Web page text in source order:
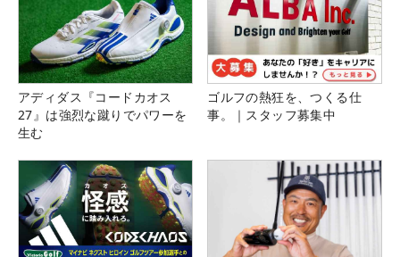
アディダス『コードカオス
27』は強烈な蹴りでパワーを
生む
ゴルフの熱狂を、つくる仕
事。｜スタッフ募集中